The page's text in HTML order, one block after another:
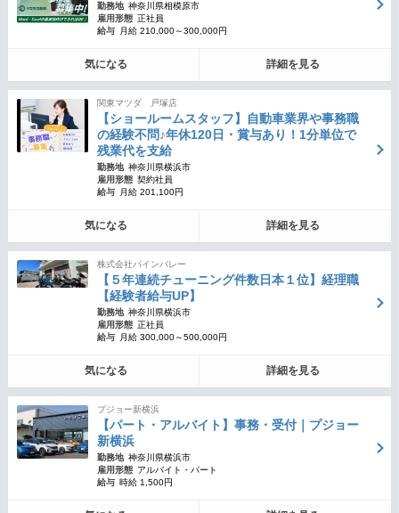
勤務地 神奈川県相模原市
雇用形態 正社員
給与
月給 210,000～300,000円
気になる 詳細を見る
関東マツダ 戸塚店
【ショールームスタッフ】自動車業界や事務職
の経験不問♪年休120日・賞与あり！1分単位で
残業代を支給
勤務地 神奈川県横浜市
雇用形態 契約社員
給与
月給 201,100円
気になる 詳細を見る
株式会社パインバレー
【５年連続チューニング件数日本１位】経理職
【経験者給与UP】
勤務地 神奈川県横浜市
雇用形態 正社員
給与
月給 300,000～500,000円
気になる 詳細を見る
プジョー新横浜
【パート・アルバイト】事務・受付｜プジョー
新横浜
勤務地 神奈川県横浜市
雇用形態 アルバイト・パート
給与 時給 1,500円